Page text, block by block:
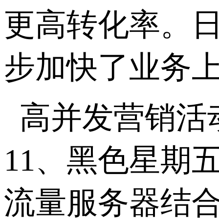
更高转化率。
步加快了业务
高并发营销
11、黑色星期
流量服务器结